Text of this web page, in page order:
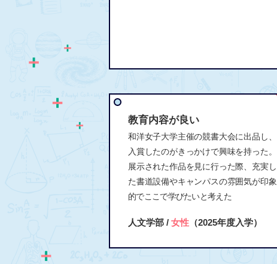
教育内容が良い
和洋女子大学主催の競書大会に出品し、
入賞したのがきっかけで興味を持った。
展示された作品を見に行った際、充実し
た書道設備やキャンパスの雰囲気が印象
的でここで学びたいと考えた
人文学部 / 女性 （2025年度入学）